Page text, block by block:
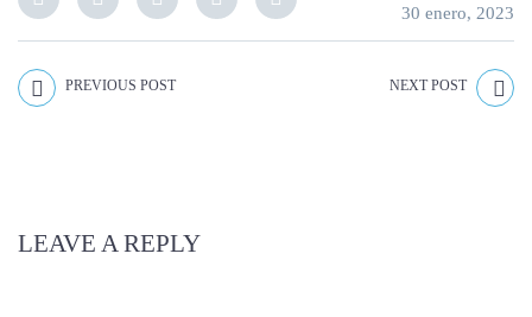
30 enero, 2023
PREVIOUS POST NEXT POST
LEAVE A REPLY